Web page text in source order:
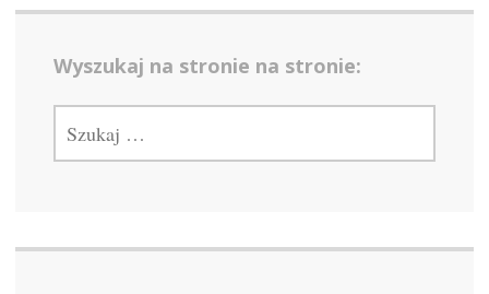
Wyszukaj na stronie na stronie:
SZUKAJ: